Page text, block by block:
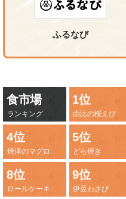
ふるなび
食市場
ランキング
1位
由比の桜えび
4位
焼津のマグロ
5位
どら焼き
8位
ロールケーキ
9位
伊豆わさび